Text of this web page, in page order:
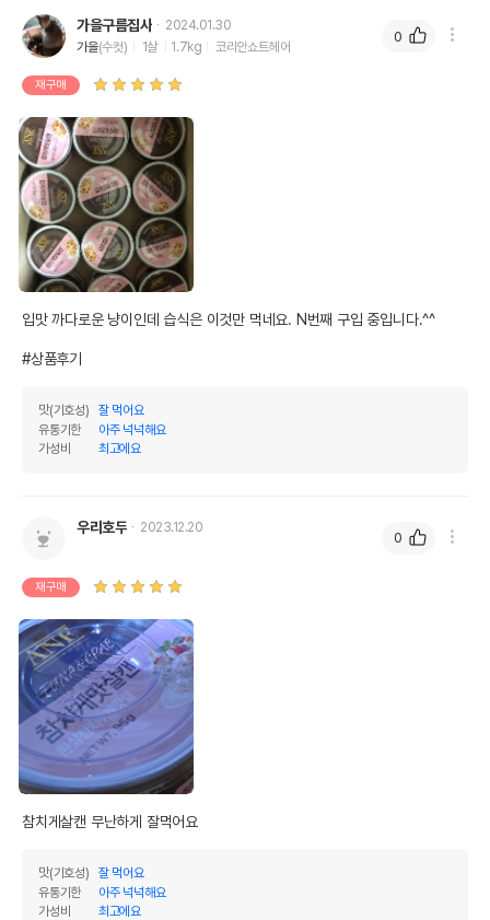
가을구름집사
2024.01.30
가을(수컷) 1살 1.7kg 코리안쇼트헤어
재구매
입맛 까다로운 냥이인데 습식은 이것만 먹네요. N번째 구입 중입니다.^^
#상품후기
맛(기호성)
잘 먹어요
유통기한
아주 넉넉해요
가성비
최고에요
0
우리호두 2023.12.20
재구매
참치게살캔 무난하게 잘먹어요
맛(기호성)
잘 먹어요
유통기한
아주 넉넉해요
가성비
최고에요
0